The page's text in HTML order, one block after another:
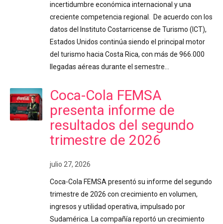
incertidumbre económica internacional y una
creciente competencia regional. De acuerdo con los
datos del Instituto Costarricense de Turismo (ICT),
Estados Unidos continúa siendo el principal motor
del turismo hacia Costa Rica, con más de 966.000
llegadas aéreas durante el semestre…
Coca-Cola FEMSA
presenta informe de
resultados del segundo
trimestre de 2026
julio 27, 2026
Coca-Cola FEMSA presentó su informe del segundo
trimestre de 2026 con crecimiento en volumen,
ingresos y utilidad operativa, impulsado por
Sudamérica. La compañía reportó un crecimiento